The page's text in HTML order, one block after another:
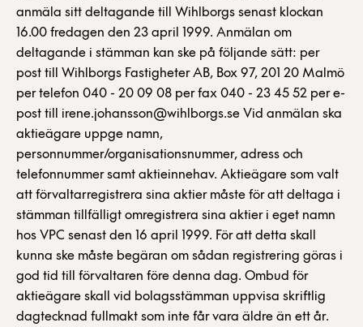
anmäla sitt deltagande till Wihlborgs senast klockan
16.00 fredagen den 23 april 1999. Anmälan om
deltagande i stämman kan ske på följande sätt: per
post till Wihlborgs Fastigheter AB, Box 97, 201 20 Malmö
per telefon 040 - 20 09 08 per fax 040 - 23 45 52 per e-
post till irene.johansson@wihlborgs.se Vid anmälan ska
aktieägare uppge namn,
personnummer/organisationsnummer, adress och
telefonnummer samt aktieinnehav. Aktieägare som valt
att förvaltarregistrera sina aktier måste för att deltaga i
stämman tillfälligt omregistrera sina aktier i eget namn
hos VPC senast den 16 april 1999. För att detta skall
kunna ske måste begäran om sådan registrering göras i
god tid till förvaltaren före denna dag. Ombud för
aktieägare skall vid bolagsstämman uppvisa skriftlig
dagtecknad fullmakt som inte får vara äldre än ett år.